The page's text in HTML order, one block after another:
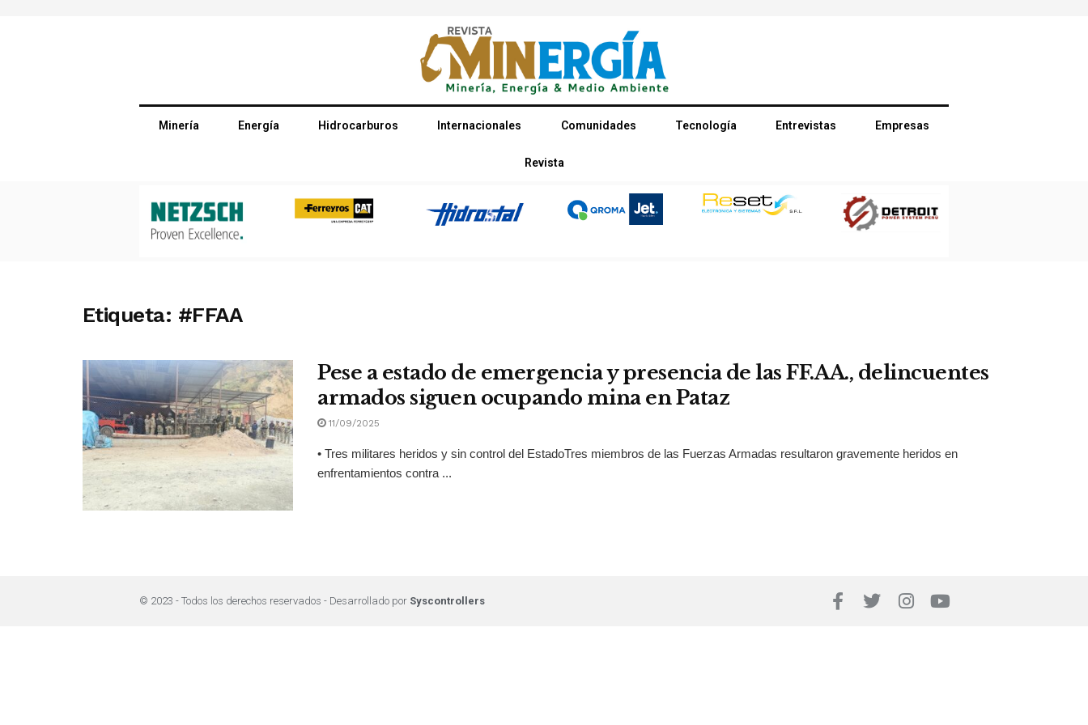
Minería Energía Hidrocarburos Internacionales Comunidades Tecnología Entrevistas Empresas
Revista
Etiqueta: #FFAA
Pese a estado de emergencia y presencia de las FF.AA., delincuentes
armados siguen ocupando mina en Pataz
11/09/2025
• Tres militares heridos y sin control del EstadoTres miembros de las Fuerzas Armadas resultaron gravemente heridos en
enfrentamientos contra ...
© 2023 - Todos los derechos reservados - Desarrollado por Syscontrollers